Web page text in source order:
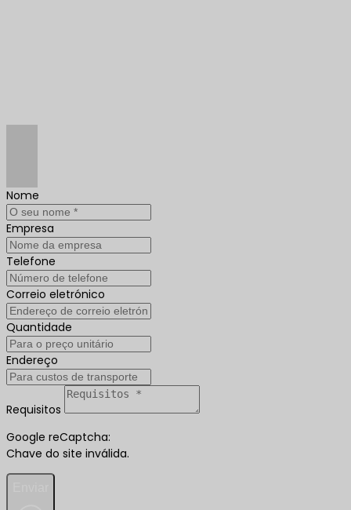
Nome
Empresa
Telefone
Correio eletrónico
Quantidade
Endereço
Requisitos
Google reCaptcha:
Chave do site inválida.